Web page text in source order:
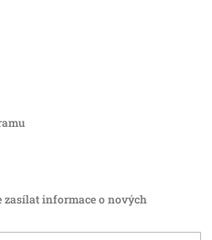
zasílat informace o nových